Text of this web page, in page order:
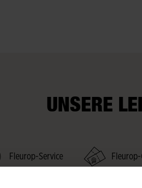
UNSERE
Fleurop-Service